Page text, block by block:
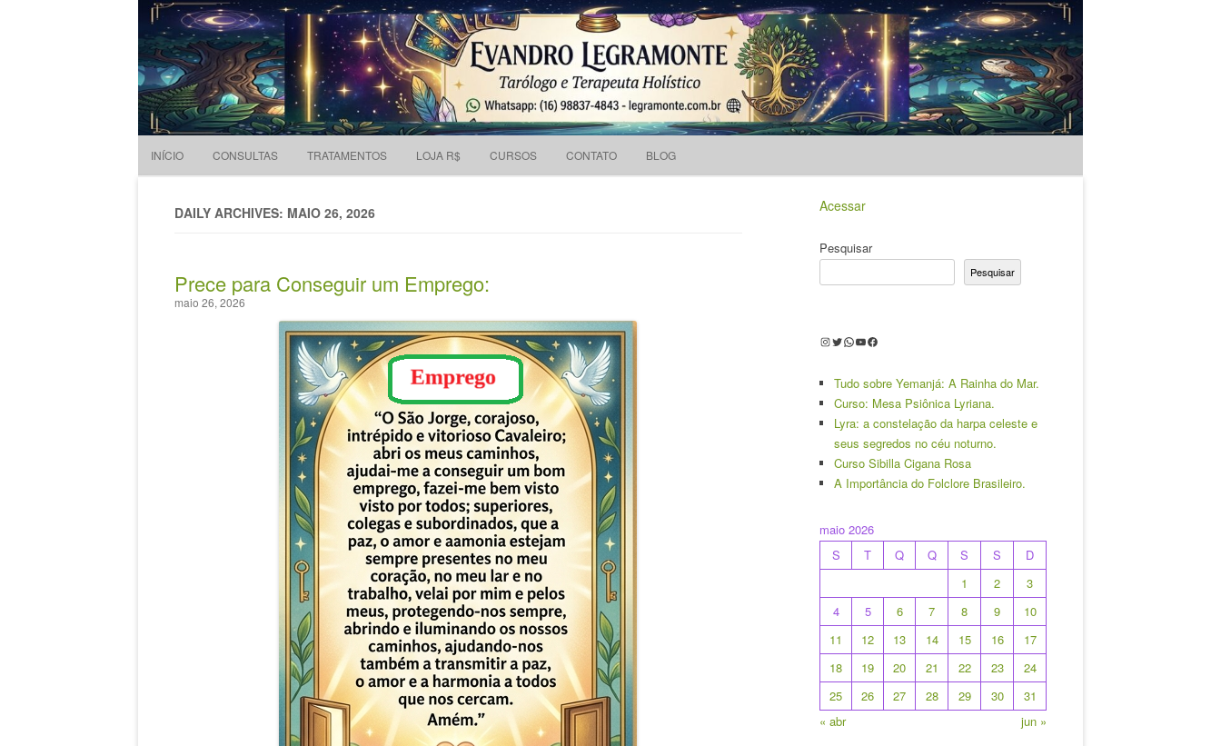
Evandro Legramonte Terapeuta holístico e Tarólogo.
Pesquisar
por:
INÍCIO CONSULTAS TRATAMENTOS LOJA R$ CURSOS CONTATO BLOG
DAILY ARCHIVES: MAIO 26, 2026
Prece para Conseguir um Emprego:
maio 26, 2026
Acessar
Pesquisar
Pesquisar
Instagram
Twitter
WhatsApp
Youtube
Facebook
Tudo sobre Yemanjá: A Rainha do Mar.
Curso: Mesa Psiônica Lyriana.
Lyra: a constelação da harpa celeste e
seus segredos no céu noturno.
Curso Sibilla Cigana Rosa
A Importância do Folclore Brasileiro.
maio 2026
S
T Q Q S S
D
1
2
3
4
5 6 7 8 9
10
11
12 13 14 15 16
17
18
19 20 21 22 23
24
25
26 27 28 29 30
31
« abr
jun »